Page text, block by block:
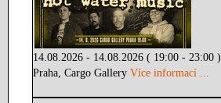
14.08.2026 - 14.08.2026 ( 19:00 - 23:00 )
Praha, Cargo GalleryVíce informací ...